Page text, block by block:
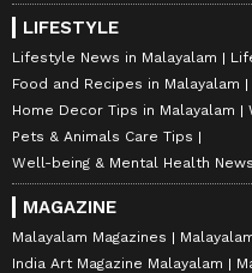
LIFESTYLE
Lifestyle News in Malayalam
Food and Recipes in Malayalam
Home Decor Tips in Malayalam
Pets & Animals Care Tips
Well-being & Mental Health
MAGAZINE
Malayalam Magazines
India Art Magazine Malayalam